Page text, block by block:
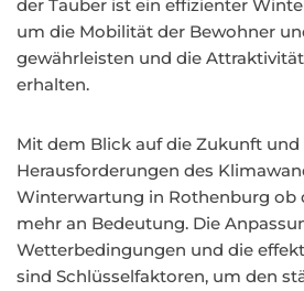
der Tauber ist ein effizienter
um die Mobilität der Bewohner
gewährleisten und die
erhalten.
Mit dem Blick auf die Zukunft
Herausforderungen des
Winterwartung in Rothenburg ob
mehr an Bedeutung. Die
Wetterbedingungen und die
sind Schlüsselfaktoren, um den